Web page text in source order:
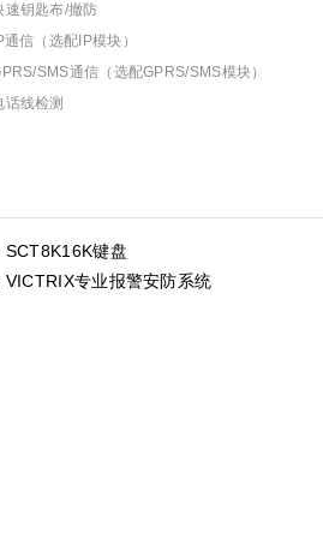
速钥匙布/撤防
通信（选配IP模块）
SMS通信（选配GPRS/SMS模块）
话线检测
SCT8K16K键盘
VICTRIX专业报警安防系统